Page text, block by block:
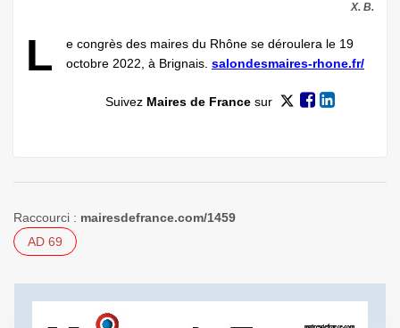
X. B.
L
e congrès des maires du Rhône se déroulera le 19
octobre 2022, à Brignais. salondesmaires-rhone.fr/
Suivez Maires de France sur
Raccourci : mairesdefrance.com/1459
AD 69